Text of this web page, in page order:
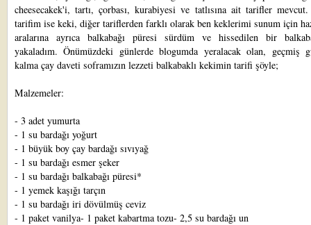
cheesecakek'i,tartı,çorbası,kurabiyesi ve tatlısınaait tarifler mevcut.
tarifim ise keki, diğer tariflerden farklı olarak ben keklerimi sunum için
aralarına ayrıca balkabağı püresi sürdüm ve hissedilen bir
yakaladım. Önümüzdeki günlerde blogumda yeralacak olan, geçmiş
kalma çay daveti soframızın lezzeti balkabaklı kekimin tarifi şöyle;
Malzemeler:
- 3 adet yumurta
- 1 su bardağı yoğurt
- 1 büyük boy çay bardağı sıvıyağ
- 1 su bardağı esmer şeker
- 1 su bardağı balkabağı püresi*
- 1 yemek kaşığı tarçın
- 1 su bardağı iri dövülmüş ceviz
- 1 paket vanilya- 1 paket kabartma tozu- 2,5 su bardağı un